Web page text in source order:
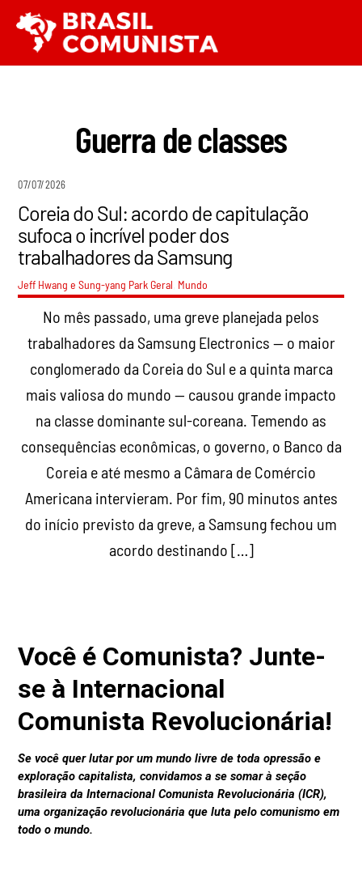
para
o
Guerra de classes
07/07/2026
Coreia do Sul: acordo de capitulação
sufoca o incrível poder dos
trabalhadores da Samsung
Jeff Hwang e Sung-yang Park Geral Mundo
No mês passado, uma greve planejada pelos
trabalhadores da Samsung Electronics — o maior
conglomerado da Coreia do Sul e a quinta marca
mais valiosa do mundo — causou grande impacto
na classe dominante sul-coreana. Temendo as
consequências econômicas, o governo, o Banco da
Coreia e até mesmo a Câmara de Comércio
Americana intervieram. Por fim, 90 minutos antes
do início previsto da greve, a Samsung fechou um
acordo destinando […]